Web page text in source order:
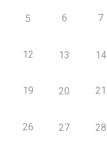
5 6 7
12 13 14
19 20 21
26 27 28